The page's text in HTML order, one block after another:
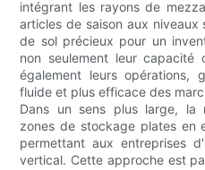
intégrant les rayons de
articles de saison aux niveaux
de sol précieux pour un
non seulement leur capacité
également leurs opérations,
fluide et plus efficace des
Dans un sens plus large, la
zones de stockage plates en
permettant aux entreprises
vertical. Cette approche est